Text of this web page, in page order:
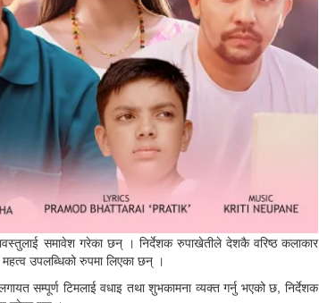
समावेश गरेका छन् । निर्देशक रुपाखेतीले देशकै वरिष्ठ कलाकार
उपलब्धिको रुपमा लिएका छन् ।
सम्पूर्ण टिमलाई वधाइ तथा शुभकामना व्यक्त गर्नु भएको छ, निर्देशक